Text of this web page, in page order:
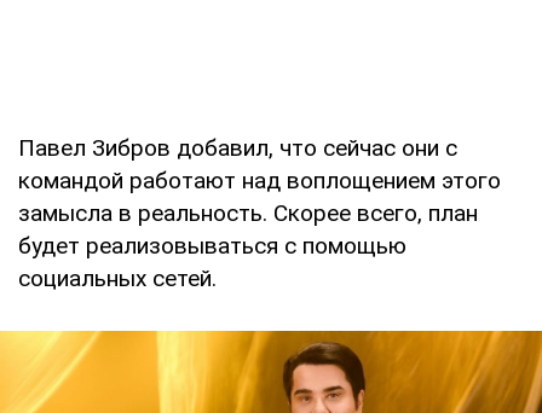
Павел Зибров добавил, что сейчас они с
командой работают над воплощением этого
замысла в реальность. Скорее всего, план
будет реализовываться с помощью
социальных сетей.